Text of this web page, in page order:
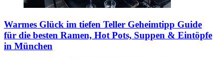
Warmes Glück im tiefen Teller Geheimtipp Guide
für die besten Ramen, Hot Pots, Suppen & Eintöpfe
in München